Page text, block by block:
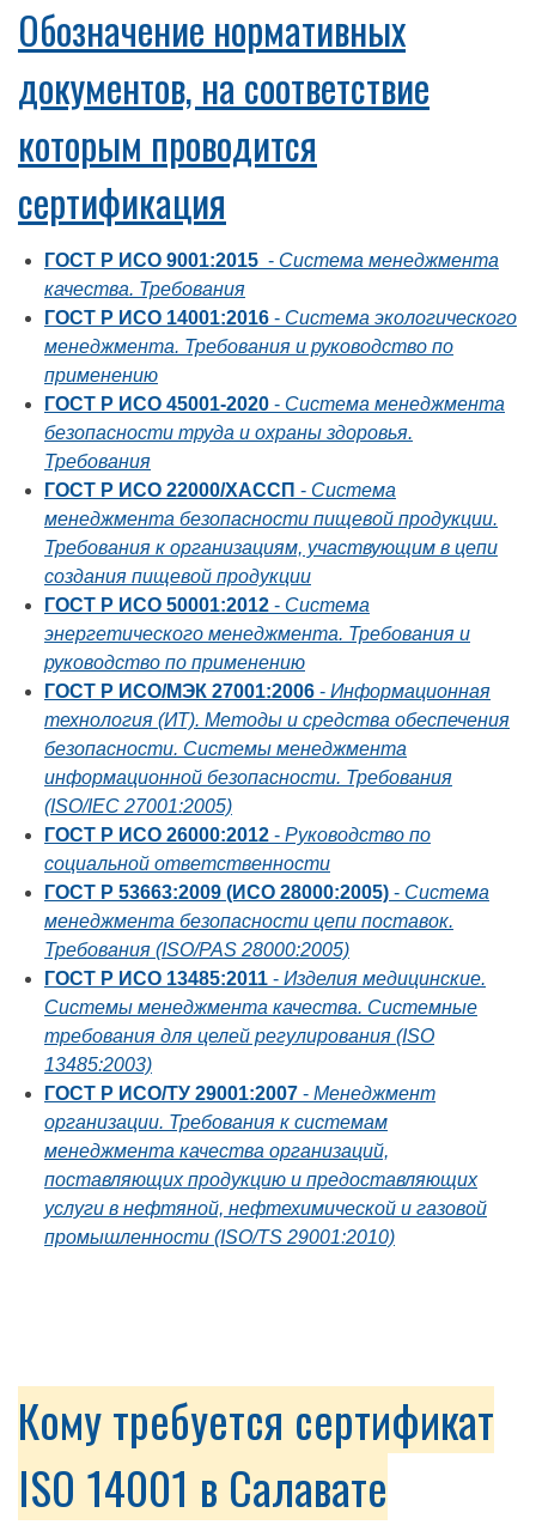
Обозначение нормативных
документов, на соответствие
которым проводится
сертификация
ГОСТ Р ИСО 9001:2015 - Система менеджмента
качества. Требования
ГОСТ Р ИСО 14001:2016 - Система экологического
менеджмента. Требования и руководство по
применению
ГОСТ Р ИСО 45001-2020 - Система менеджмента
безопасности труда и охраны здоровья.
Требования
ГОСТ Р ИСО 22000/ХАССП - Система
менеджмента безопасности пищевой продукции.
Требования к организациям, участвующим в цепи
создания пищевой продукции
ГОСТ Р ИСО 50001:2012 - Система
энергетического менеджмента. Требования и
руководство по применению
ГОСТ Р ИСО/МЭК 27001:2006 - Информационная
технология (ИТ). Методы и средства обеспечения
безопасности. Системы менеджмента
информационной безопасности. Требования
(ISO/IEC 27001:2005)
ГОСТ Р ИСО 26000:2012 - Руководство по
социальной ответственности
ГОСТ Р 53663:2009 (ИСО 28000:2005) - Система
менеджмента безопасности цепи поставок.
Требования (ISO/PAS 28000:2005)
ГОСТ Р ИСО 13485:2011 - Изделия медицинские.
Системы менеджмента качества. Системные
требования для целей регулирования (ISO
13485:2003)
ГОСТ Р ИСО/ТУ 29001:2007 - Менеджмент
организации. Требования к системам
менеджмента качества организаций,
поставляющих продукцию и предоставляющих
услуги в нефтяной, нефтехимической и газовой
промышленности (ISO/TS 29001:2010)
Кому требуется сертификат
ISO 14001 в Салавате